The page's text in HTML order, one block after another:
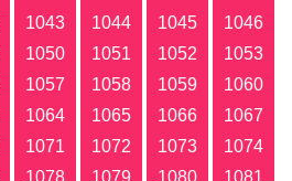
1043 1044 1045
1046
1050 1051 1052
1053
1057 1058 1059
1060
1064 1065 1066
1067
1071 1072 1073
1074
1078 1079 1080
1081